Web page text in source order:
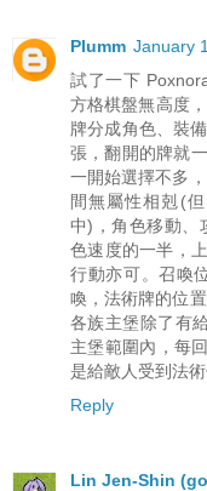
Plumm January
試了一下
方格棋盤無高度
牌分成角色、裝
張，翻開的牌就
一開始選擇不多
間無屬性相剋(
中)，角色移動、
色速度的一半，
行動亦可。召喚
喚，法術牌的位
各族主堡除了有
主堡範圍內，每
是給敵人受到法術
Reply
Lin Jen-Shin